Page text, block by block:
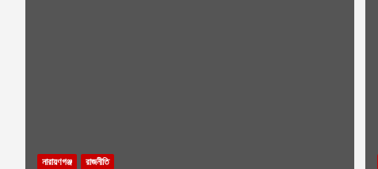
নারায়ণগঞ্জ রাজনীতি